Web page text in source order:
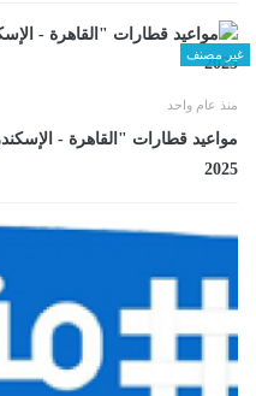
غير مصنف
منذ عام واحد
2025